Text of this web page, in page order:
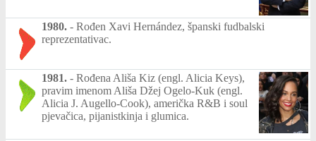
1980. - Rođen Xavi Hernández, španski fudbalski
reprezentativac.
1981. - Rođena Ališa Kiz (engl. Alicia Keys),
pravim imenom Ališa Džej Ogelo-Kuk (engl.
Alicia J. Augello-Cook), američka R&B i soul
pjevačica, pijanistkinja i glumica.